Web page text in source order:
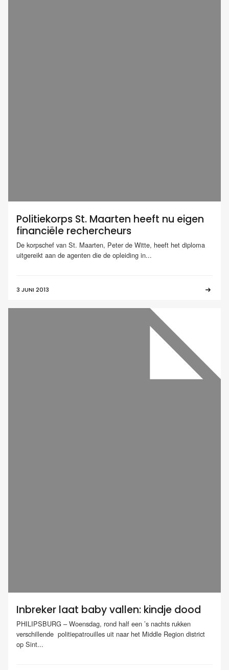
Politiekorps St. Maarten heeft nu eigen
financiële rechercheurs
De korpschef van St. Maarten, Peter de Witte, heeft het diploma
uitgereikt aan de agenten die de opleiding in...
3 JUNI 2013
Inbreker laat baby vallen: kindje dood
PHILIPSBURG – Woensdag, rond half een ’s nachts rukken
verschillende politiepatrouilles uit naar het Middle Region district
op Sint...